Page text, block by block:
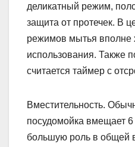
деликатный режим,
защита от протечек. В
режимов мытья вполне
использования. Также
считается таймер с
Вместительность.
посудомойка вмещает
большую роль в общей